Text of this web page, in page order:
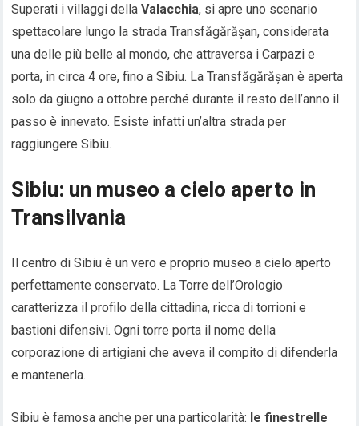
Superati i villaggi dellaValacchia, si apre uno scenario
spettacolare lungo la strada Transfăgărășan, considerata
una delle più belle al mondo, che attraversa i Carpazi e
porta, in circa 4 ore, fino a Sibiu. La Transfăgărășan è aperta
solo da giugno a ottobre perché durante il resto dell’anno il
passo è innevato. Esiste infatti un’altra strada per
raggiungere Sibiu.
Sibiu: un museo a cielo aperto in
Transilvania
Il centro di Sibiu è un vero e proprio museo a cielo aperto
perfettamente conservato. La Torre dell’Orologio
caratterizza il profilo della cittadina, ricca di torrioni e
bastioni difensivi. Ogni torre porta il nome della
corporazione di artigiani che aveva il compito di difenderla
e mantenerla.
Sibiu è famosa anche per una particolarità: le finestrelle